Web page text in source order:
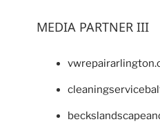
MEDIA PARTNER III